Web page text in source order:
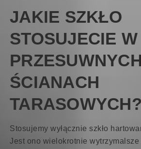
JAKIE SZKŁO
STOSUJECIE W
PRZESUWNYCH
ŚCIANACH
TARASOWYCH?
Stosujemy wyłącznie szkło
Jest ono wielokrotnie wytrzymalsze